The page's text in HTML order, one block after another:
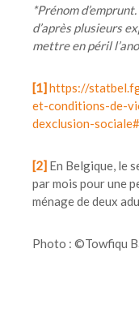
*Prénom
d’après plusieurs
mettre en péril
[1]https://
et-conditions-de-
dexclusion-
[2] En Belgique, le
par mois pour une
ménage de deux
Photo : ©Towfiqu